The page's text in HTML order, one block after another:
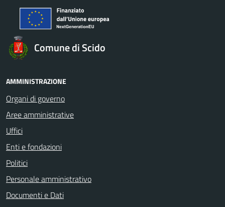
Comune di Scido
AMMINISTRAZIONE
Organi di governo
Aree amministrative
Uffici
Enti e fondazioni
Politici
Personale amministrativo
Documenti e Dati